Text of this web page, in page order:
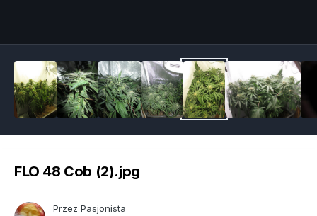
FLO 48 Cob (2).jpg
Przez Pasjonista